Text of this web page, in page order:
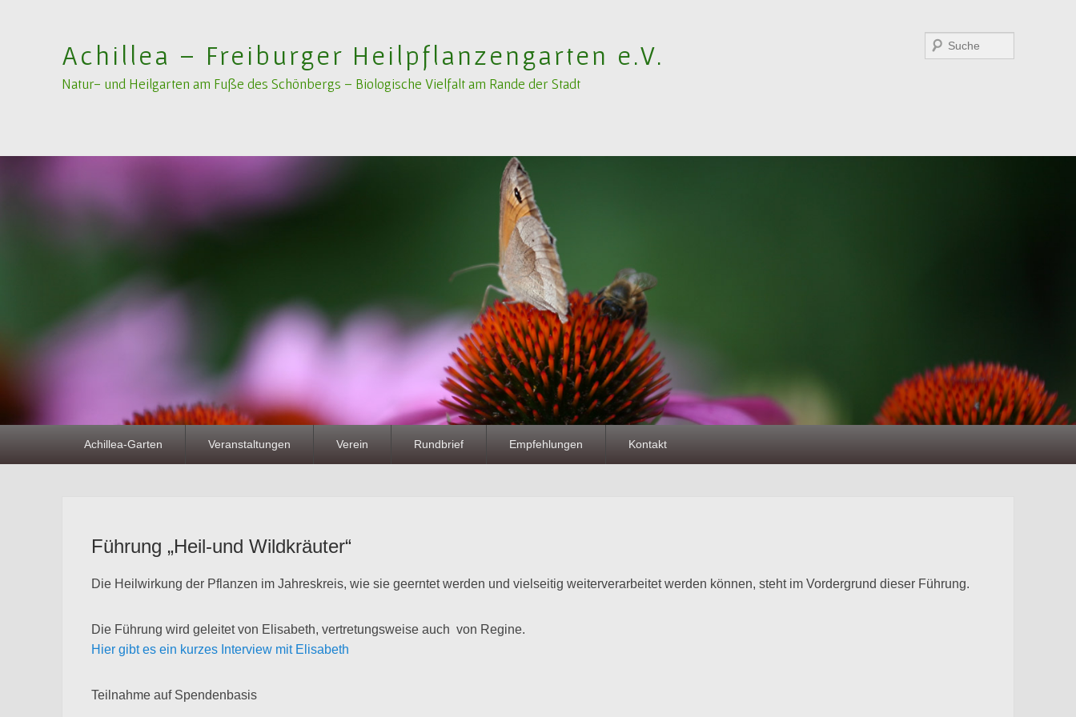
Achillea – Freiburger Heilpflanzengarten e.V.
Natur- und Heilgarten am Fuße des Schönbergs – Biologische Vielfalt am Rande der Stadt
Suchen
Achillea-Garten Veranstaltungen Verein Rundbrief Empfehlungen Kontakt
Führung „Heil-und Wildkräuter“
Die Heilwirkung der Pflanzen im Jahreskreis, wie sie geerntet werden und vielseitig weiterverarbeitet werden können, steht im Vordergrund dieser Führung.
Die Führung wird geleitet von Elisabeth, vertretungsweise auch von Regine.
Hier gibt es ein kurzes Interview mit Elisabeth
Teilnahme auf Spendenbasis